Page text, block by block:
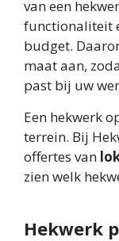
van een
functionaliteit
budget.
maat aan,
past bij uw
Een hekwerk
terrein. Bij
offertes van
zien welk
Hekwerk